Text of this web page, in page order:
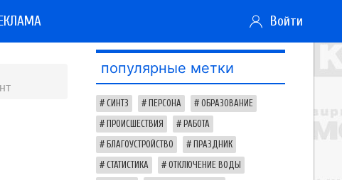
Войти
популярные метки
СИНТЗ ПЕРСОНА ОБРАЗОВАНИЕ
ПРОИСШЕСТВИЯ РАБОТА
БЛАГОУСТРОЙСТВО ПРАЗДНИК
СТАТИСТИКА ОТКЛЮЧЕНИЕ ВОДЫ